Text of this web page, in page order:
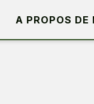
A PROPOS DE